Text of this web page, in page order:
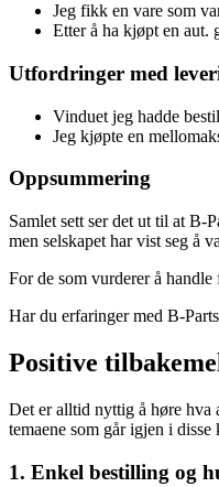
Jeg fikk en vare som
Etter å ha kjøpt en aut.
Utfordringer med
Vinduet jeg hadde
Jeg kjøpte en
Oppsummering
Samlet sett ser det ut til at B-
men selskapet har vist seg å
For de som vurderer å
Har du erfaringer med B-
Positive
Det er alltid nyttig å høre hva
temaene som går igjen i disse
1. Enkel bestilling og